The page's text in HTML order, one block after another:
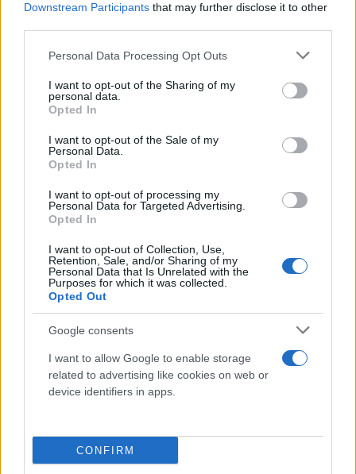
Downstream Participants that may further disclose it to other
Please note that this website/app uses one or more Google
not limited to your visit or usage behaviour. You may click to
grant or deny consent to Google and its third-party tags to
use your data for below specified purposes in below Google
consent section.
Personal Data Processing Opt Outs
I want to opt-out of the Sharing of my
personal data.
Opted In
I want to opt-out of the Sale of my
Personal Data.
Opted In
I want to opt-out of processing my
Personal Data for Targeted Advertising.
Opted In
I want to opt-out of Collection, Use,
Retention, Sale, and/or Sharing of my
Personal Data that Is Unrelated with the
Purposes for which it was collected.
Opted Out
Google consents
I want to allow Google to enable storage
related to advertising like cookies on web or
device identifiers in apps.
CONFIRM
sapone disinfettante
battericida
flacone con erogatore
tanica 5 kg
disinfezione
sapone professionale
Potrebbero piacerti anche